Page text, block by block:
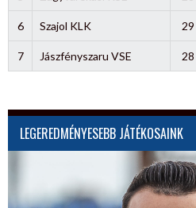
6 Szajol KLK 29
7 Jászfényszaru VSE 28
LEGEREDMÉNYESEBB JÁTÉKOSAINK